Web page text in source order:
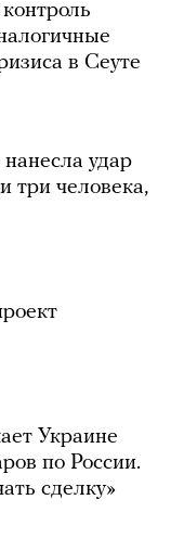
в Сеуте
удар
три человека,
Украине
по России.
сделку»